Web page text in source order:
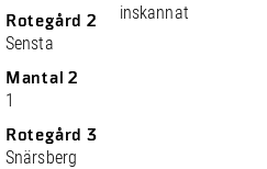
Rotegård 2
Sensta
Mantal 2
1
Rotegård 3
Snärsberg
inskannat